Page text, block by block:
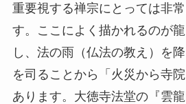
重要視する禅宗にとっては非
す。ここによく描かれるのが
し、法の雨（仏法の教え）を
を司ることから「火災から寺
あります。大徳寺法堂の『雲